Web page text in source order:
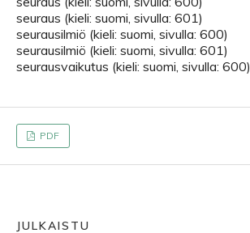
seuraus (kieli: suomi, sivulla: 601)
seurausilmiö (kieli: suomi, sivulla: 600)
seurausilmiö (kieli: suomi, sivulla: 601)
seurausvaikutus (kieli: suomi, sivulla: 600)
PDF
JULKAISTU